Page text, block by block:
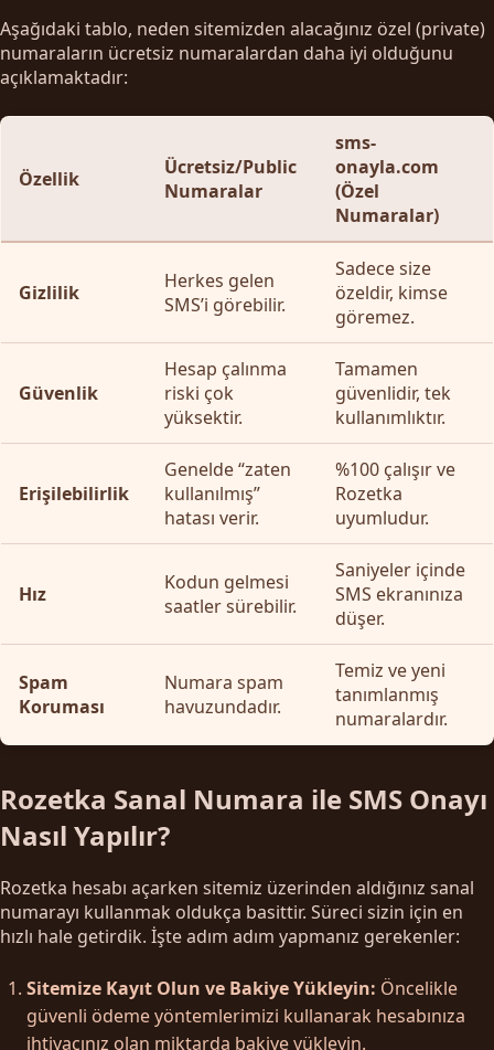
Aşağıdaki tablo, neden sitemizden alacağınız özel (private)
numaraların ücretsiz numaralardan daha iyi olduğunu
açıklamaktadır:
Özellik
Ücretsiz/Public
Numaralar
sms-
onayla.com
(Özel
Numaralar)
Gizlilik
Herkes gelen
SMS’i görebilir.
Sadece size
özeldir, kimse
göremez.
Güvenlik
Hesap çalınma
riski çok
yüksektir.
Tamamen
güvenlidir, tek
kullanımlıktır.
Erişilebilirlik
Genelde “zaten
kullanılmış”
hatası verir.
%100 çalışır ve
Rozetka
uyumludur.
Hız
Kodun gelmesi
saatler sürebilir.
Saniyeler içinde
SMS ekranınıza
düşer.
Spam
Koruması
Numara spam
havuzundadır.
Temiz ve yeni
tanımlanmış
numaralardır.
Rozetka Sanal Numara ile SMS Onayı
Nasıl Yapılır?
Rozetka hesabı açarken sitemiz üzerinden aldığınız sanal
numarayı kullanmak oldukça basittir. Süreci sizin için en
hızlı hale getirdik. İşte adım adım yapmanız gerekenler:
Sitemize Kayıt Olun ve Bakiye Yükleyin: Öncelikle
güvenli ödeme yöntemlerimizi kullanarak hesabınıza
ihtiyacınız olan miktarda bakiye yükleyin.